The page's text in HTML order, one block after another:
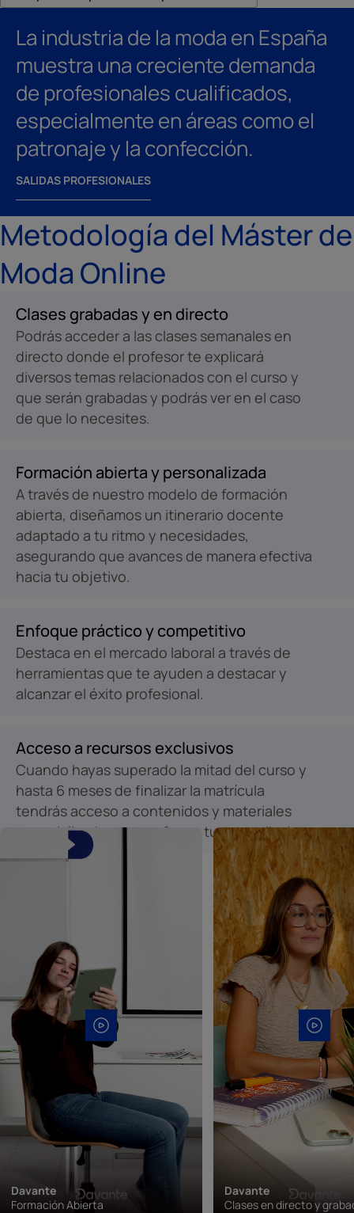
La industria de la moda en España
muestra una creciente demanda
de profesionales cualificados,
especialmente en áreas como el
patronaje y la confección.
SALIDAS PROFESIONALES
Metodología del Máster de
Moda Online
Clases grabadas y en directo
Podrás acceder a las clases semanales en
directo donde el profesor te explicará
diversos temas relacionados con el curso y
que serán grabadas y podrás ver en el caso
de que lo necesites.
Formación abierta y personalizada
A través de nuestro modelo de formación
abierta, diseñamos un itinerario docente
adaptado a tu ritmo y necesidades,
asegurando que avances de manera efectiva
hacia tu objetivo.
Enfoque práctico y competitivo
Destaca en el mercado laboral a través de
herramientas que te ayuden a destacar y
alcanzar el éxito profesional.
Acceso a recursos exclusivos
Cuando hayas superado la mitad del curso y
hasta 6 meses de finalizar la matrícula
tendrás acceso a contenidos y materiales
especializados para reforzar tu aprendizaje.
Davante
Formación Abierta
Davante
Clases en directo y